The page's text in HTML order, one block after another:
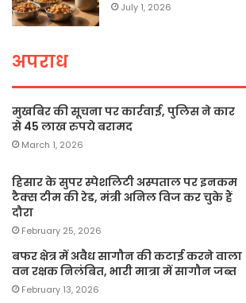
July 1, 2026
अपराध
मुखबिर की सूचना पर कार्रवाई, पुलिस ने कार
से 45 लाख रुपये बरामद
March 1, 2026
हिसार के सुपर स्पेशलिटी अस्पताल पर इनकम
टैक्स टीम की रेड, मंत्री अनिल विज कर चुके हैं
दौरा
February 25, 2026
बफर क्षेत्र में अवैध सागौन की कटाई करने वाला
वन रक्षक निलंबित, भारी मात्रा में सागौन जब्त
February 13, 2026